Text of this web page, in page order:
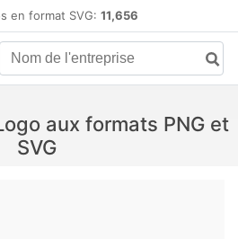
format SVG: 11,656
aux formats PNG et
SVG